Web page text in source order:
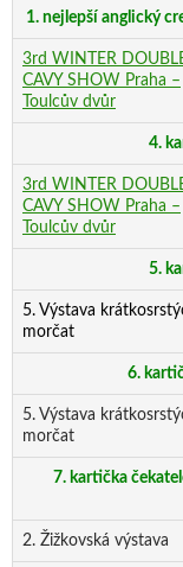
1. nejlepší anglický
3rd WINTER
CAVY SHOW Praha –
Toulcův dvůr
4.
3rd WINTER
CAVY SHOW Praha –
Toulcův dvůr
5.
5. Výstava
morčat
6.
5. Výstava
morčat
7. kartička
2. Žižkovská výstava